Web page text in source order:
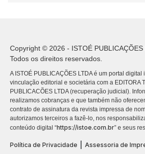
Copyright © 2026 - ISTOÉ PUBLICAÇÕES
Todos os direitos reservados.
A ISTOÉ PUBLICAÇÕES LTDA é um portal
vinculação editorial e societária com a EDITORA
PUBLICACÕES LTDA (recuperação judicial).
realizamos cobranças e que também não
contrato de assinatura da revista impressa de
autorizamos terceiros a fazê-lo, nos
conteúdo digital “https://istoe.com.br” e seus
Política de Privacidade
Assessoria de